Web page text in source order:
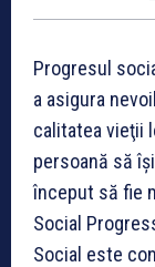
Progresul
a asigura
calitatea vieţii
persoană să
început să fie
Social
Social este